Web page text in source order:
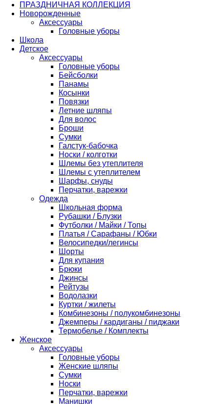
ПРАЗДНИЧНАЯ КОЛЛЕКЦИЯ
Новорожденные
Аксессуары
Головные уборы
Школа
Детское
Аксессуары
Головные уборы
Бейсболки
Панамы
Косынки
Повязки
Летние шляпы
Для волос
Броши
Сумки
Галстук-бабочка
Носки / колготки
Шлемы без утеплителя
Шлемы с утеплителем
Шарфы, снуды
Перчатки, варежки
Одежда
Школьная форма
Рубашки / Блузки
Футболки / Майки / Топы
Платья / Сарафаны / Юбки
Велосипедки/легинсы
Шорты
Для купания
Брюки
Джинсы
Рейтузы
Водолазки
Куртки / жилеты
Комбинезоны / полукомбинезоны
Джемперы / кардиганы / пиджаки
Термобелье / Комплекты
Женское
Аксессуары
Головные уборы
Женские шляпы
Сумки
Носки
Перчатки, варежки
Манишки